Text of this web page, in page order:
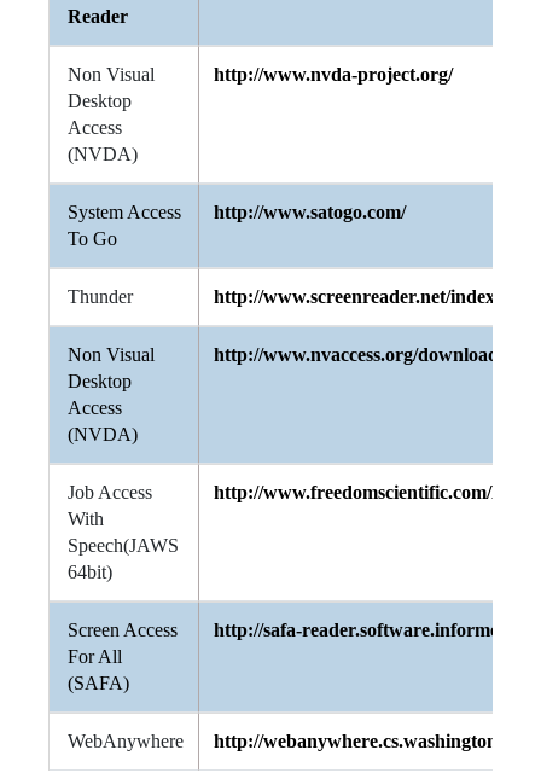
Reader
Non Visual
Desktop
Access
(NVDA)
http://www.nvda-project.org/
System Access
To Go
http://www.satogo.com/
Thunder http://www.screenreader.net/
Non Visual
Desktop
Access
(NVDA)
http://www.nvaccess.org/download/
Job Access
With
Speech(JAWS
64bit)
http://www.freedomscientific.com/
Screen Access
For All
(SAFA)
http://safa-
WebAnywhere http://